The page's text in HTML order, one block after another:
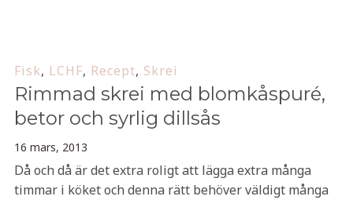
Fisk, LCHF, Recept, Skrei
Rimmad skrei med blomkåspuré,
betor och syrlig dillsås
16 mars, 2013
Då och då är det extra roligt att lägga extra många
timmar i köket och denna rätt behöver väldigt många